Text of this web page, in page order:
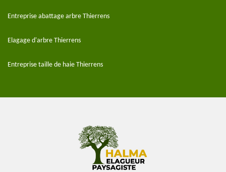
Entreprise abattage arbre Thierrens
Elagage d'arbre Thierrens
Entreprise taille de haie Thierrens